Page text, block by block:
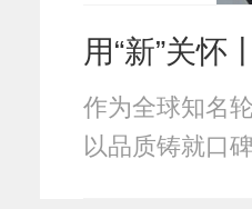
用“新”关怀
作为全球知名
以品质铸就口